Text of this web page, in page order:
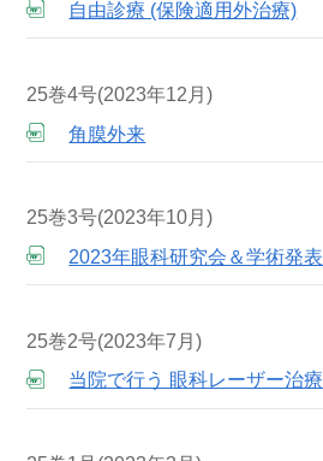
自由診療 (保険適用外治療)
25巻4号(2023年12月)
角膜外来
25巻3号(2023年10月)
2023年眼科研究会＆学術発表
25巻2号(2023年7月)
当院で行う 眼科レーザー治療